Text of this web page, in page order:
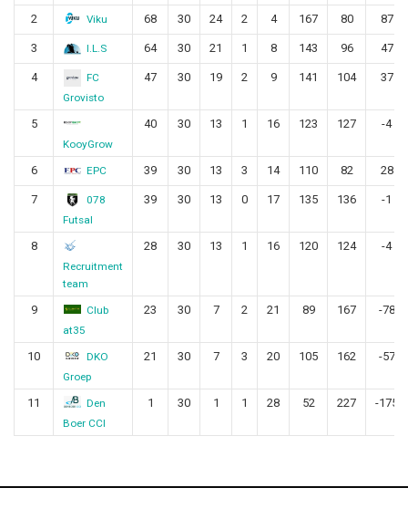
2 Viku 68 30 24 2 4 167 80 87
3 I.L.S 64 30 21 1 8 143 96 47
4
FC
Grovisto
47 30 19 2 9 141 104 37
5
KooyGrow
40 30 13 1 16 123 127 -4
6 EPC 39 30 13 3 14 110 82 28
7
078
Futsal
39 30 13 0 17 135 136 -1
8
Recruitment
team
28 30 13 1 16 120 124 -4
9
Club
at35
23 30 7 2 21 89 167 -78
10
DKO
Groep
21 30 7 3 20 105 162 -57
11
Den
Boer CCI
1 30 1 1 28 52 227 -175